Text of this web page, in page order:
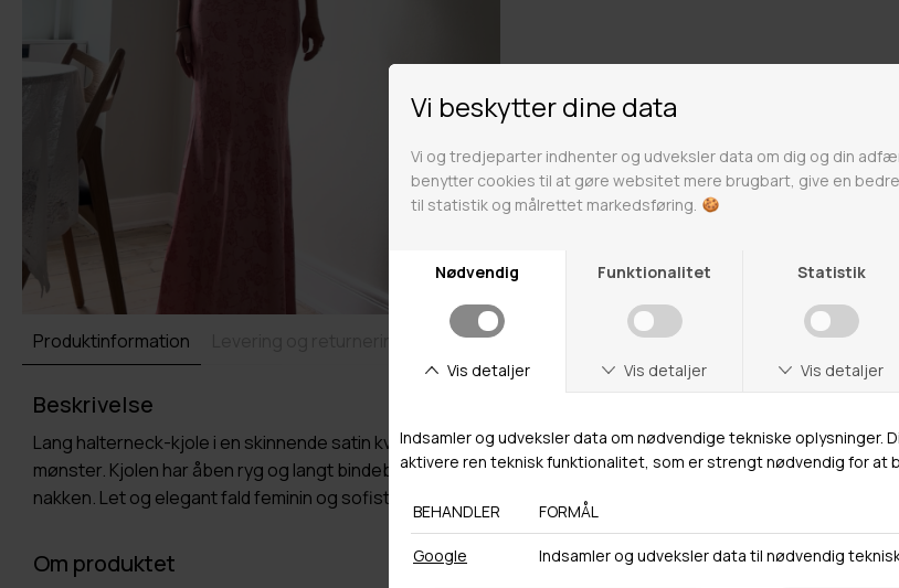
Produktinformation
Beskrivelse
Lang halterneck-kjole i en skinnende satin kvalitet.med
mønster. Kjolen har åben ryg og langt bindebånd i
nakken. Let og elegant fald feminin og sofistikeret.
Om produktet
Neo Noir er et modebrand, der har taget
modeverdenen med storm med deres stilfulde
elegante kollektioner. Brandet er kendt for deres
moderne og feminine designs, der er skabt til
selvbevidste og stilbevidste kvinde. Neo Noir er